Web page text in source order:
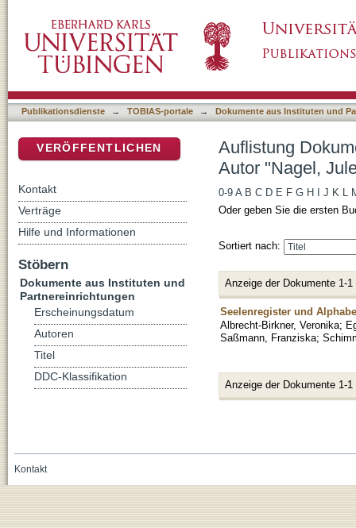
Publikationsdienste → TOBIAS-portale → Dokumente aus Instituten und
Auflistung
Autor "Nagel,
0-9 A B C D E F G H J K L
Oder geben Sie die ersten
Sortiert nach:
Anzeige der Dokumente 1-1
Seelenregister und
Albrecht-Birkner, Veronika;
Saßmann, Franziska;
Anzeige der Dokumente 1-1
VERÖFFENTLICHEN
Kontakt
Verträge
Hilfe und Informationen
Stöbern
Dokumente aus Instituten und
Partnereinrichtungen
Erscheinungsdatum
Autoren
Titel
DDC-Klassifikation
Kontakt